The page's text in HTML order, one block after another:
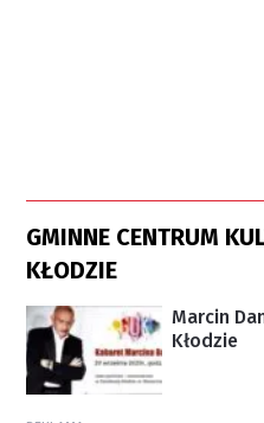
GMINNE CENTRUM
KŁODZIE
Marcin
Kłodzie